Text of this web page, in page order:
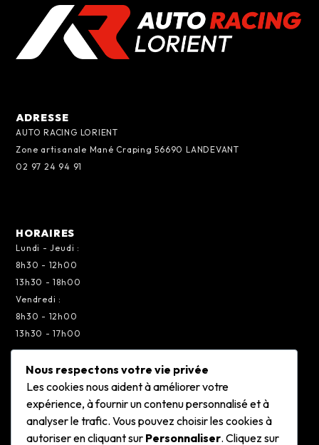
ADRESSE
AUTO RACING LORIENT
Zone artisanale Mané Craping 56690 LANDEVANT
02 97 24 94 91
HORAIRES
Lundi - Jeudi :
8h30 - 12h00
13h30 - 18h00
Vendredi :
8h30 - 12h00
13h30 - 17h00
CONTACT
Si vous souhaitez suivre notre actualité
Nous respectons votre vie privée
Les cookies nous aident à améliorer votre
expérience, à fournir un contenu personnalisé et à
analyser le trafic. Vous pouvez choisir les cookies à
autoriser en cliquant sur Personnaliser. Cliquez sur